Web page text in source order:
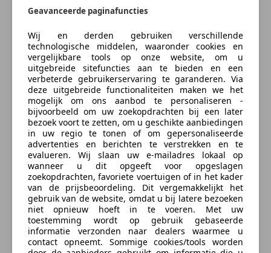
Bagagerekje
Valbeugel voor
Prijs: 8.250,-
incl service beurt
3 maanden garantie
typefouten voorbehouden
Meer informatie
BTW/marge: BTW niet verrekenbaar voor
ondernemers (margeregeling)
Aanvullende opties en accessoires
Lederen Tassen
meer
Zakelijk leasen
Bereken uw zakelijke lease!
Nu zakelijk leasen vanaf€ 144,- p/m
Vraag offerte aan
Verzekering
Geavanceerde paginafuncties
Wij en derden gebruiken verschillende
technologische middelen, waaronder cookies en
vergelijkbare tools op onze website, om u
uitgebreide sitefuncties aan te bieden en een
verbeterde gebruikerservaring te garanderen. Via
deze uitgebreide functionaliteiten maken we het
mogelijk om ons aanbod te personaliseren -
bijvoorbeeld om uw zoekopdrachten bij een later
bezoek voort te zetten, om u geschikte aanbiedingen
in uw regio te tonen of om gepersonaliseerde
advertenties en berichten te verstrekken en te
evalueren. Wij slaan uw e-mailadres lokaal op
wanneer u dit opgeeft voor opgeslagen
zoekopdrachten, favoriete voertuigen of in het kader
van de prijsbeoordeling. Dit vergemakkelijkt het
gebruik van de website, omdat u bij latere bezoeken
niet opnieuw hoeft in te voeren. Met uw
toestemming wordt op gebruik gebaseerde
informatie verzonden naar dealers waarmee u
contact opneemt. Sommige cookies/tools worden